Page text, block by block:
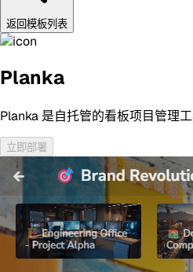
返回模板列表
Planka
Planka 是自托管的看板项目管理
立即部署